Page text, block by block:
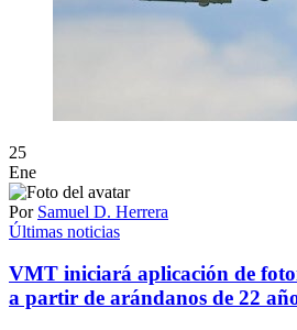
25
Ene
Por Samuel D. Herrera
Últimas noticias
VMT iniciará aplicación de
a partir de arándanos de 22